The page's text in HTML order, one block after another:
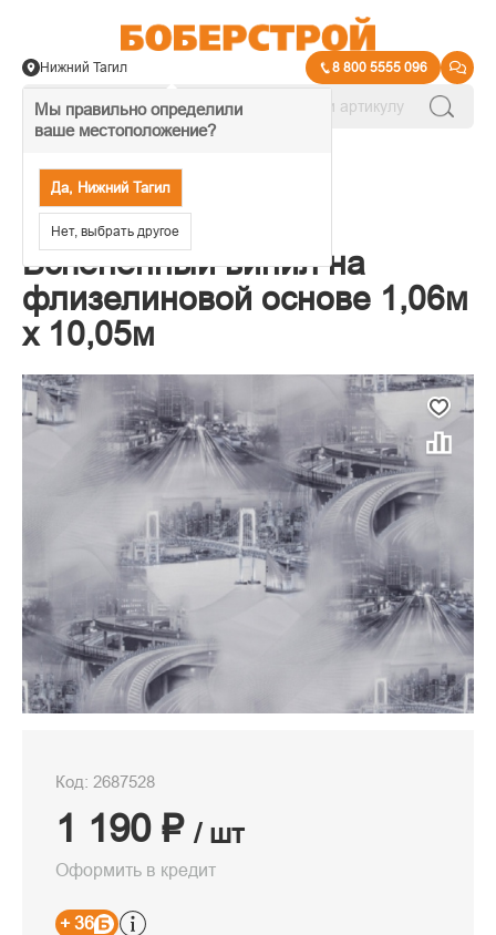
Мы правильно определили
ваше местоположение?
Да, Нижний Тагил
Нет, выбрать другое
Нижний Тагил 8 800 5555 096
Обои AS Палитра
Вспененный винил на
флизелиновой основе 1,06м
x 10,05м
Код: 2687528
1 190 ₽ / шт
Оформить в кредит
+ 36